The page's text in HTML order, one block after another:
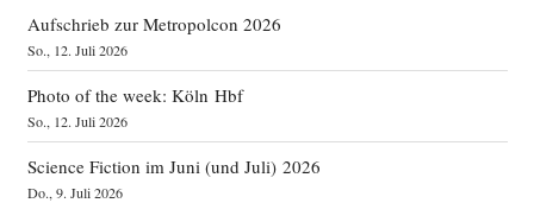
Aufschrieb zur Metropolcon 2026
So., 12. Juli 2026
Photo of the week: Köln Hbf
So., 12. Juli 2026
Science Fiction im Juni (und Juli) 2026
Do., 9. Juli 2026